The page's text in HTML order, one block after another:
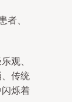
者、
观、
传统
烁着